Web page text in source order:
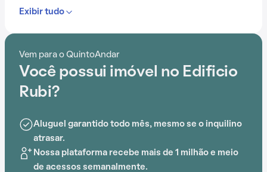
festas e playground, o Edificio Rubi é ideal para quem
A proximidade com Praça da fonte, Hospital Israelita
Albert Einstein, Ginásio Poliesportivo José Corrêa,
Praça Nossa Senhora da Escada e Delboni Auriemo
Alphaville adiciona praticidade a essa experiência.
Exibir tudo
Vem para o QuintoAndar
Você possui imóvel no Edificio
Rubi?
Aluguel garantido todo mês, mesmo se o inquilino
atrasar.
Nossa plataforma recebe mais de 1 milhão e meio
de acessos semanalmente.